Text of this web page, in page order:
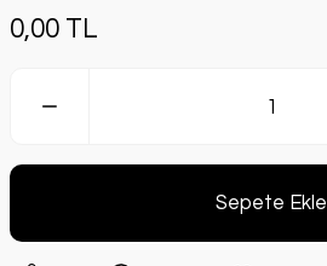
0,00 TL
Sepete Ekle